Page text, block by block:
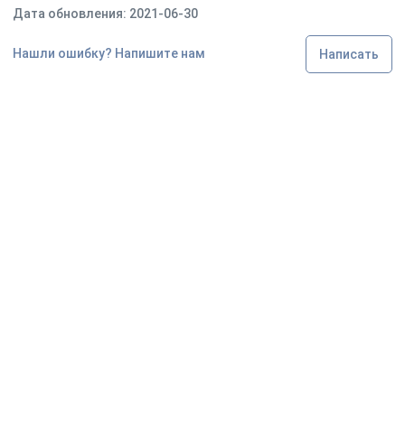
Дата обновления: 2021-06-30
Нашли ошибку? Напишите нам Написать